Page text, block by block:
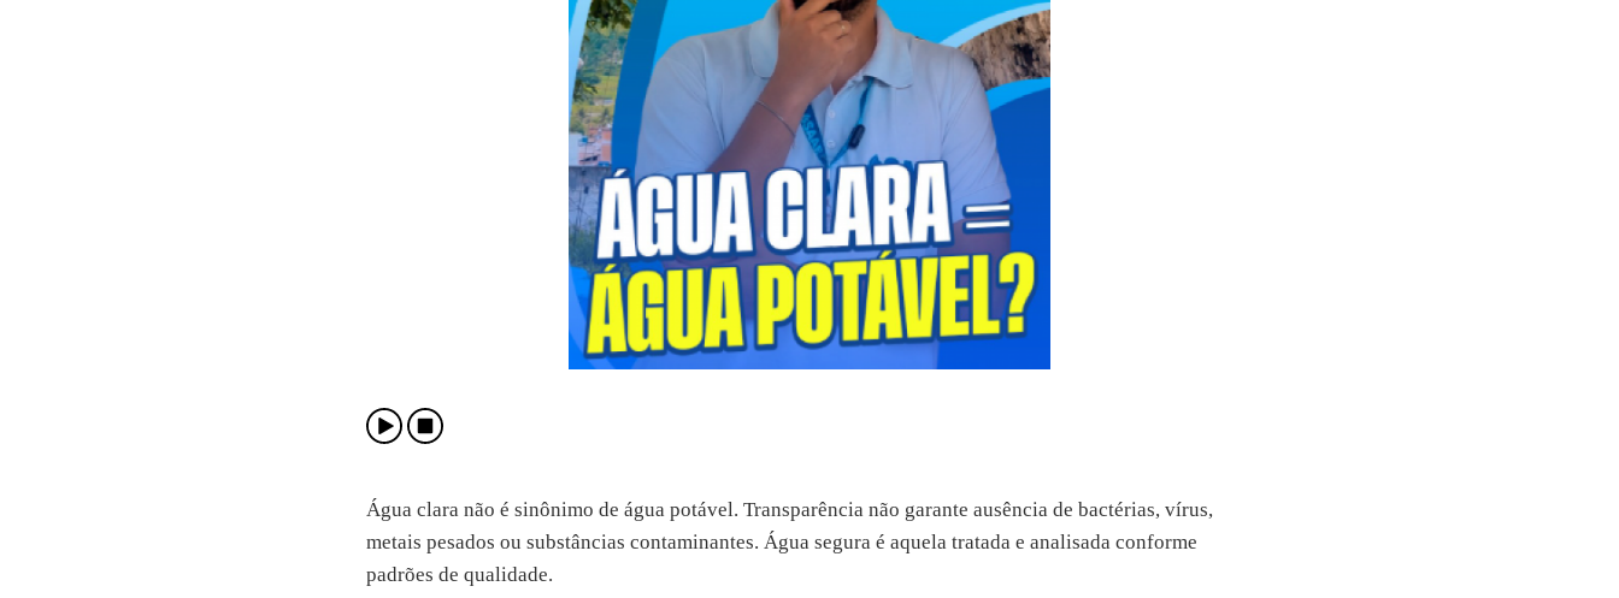
Água clara não é sinônimo de água potável. Transparência não garante ausência de bactérias, vírus,
metais pesados ou substâncias contaminantes. Água segura é aquela tratada e analisada conforme
padrões de qualidade.